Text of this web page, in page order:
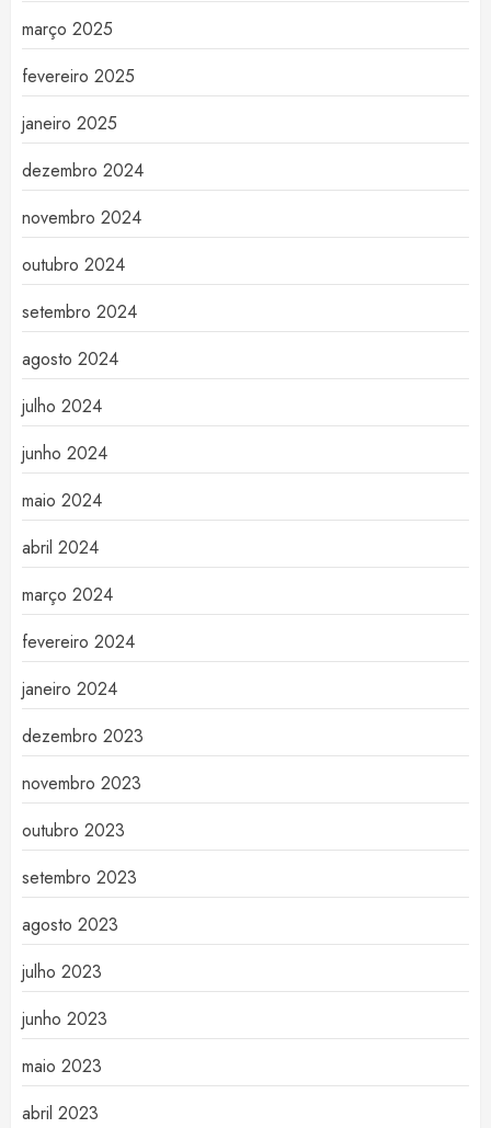
março 2025
fevereiro 2025
janeiro 2025
dezembro 2024
novembro 2024
outubro 2024
setembro 2024
agosto 2024
julho 2024
junho 2024
maio 2024
abril 2024
março 2024
fevereiro 2024
janeiro 2024
dezembro 2023
novembro 2023
outubro 2023
setembro 2023
agosto 2023
julho 2023
junho 2023
maio 2023
abril 2023